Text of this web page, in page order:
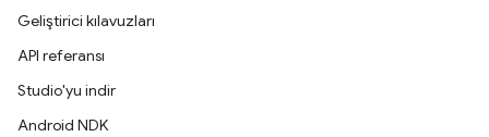
Geliştirici kılavuzları
API referansı
Studio'yu indir
Android NDK